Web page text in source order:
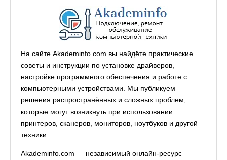
На сайте Akademinfo.com вы найдёте практические
советы и инструкции по установке драйверов,
настройке программного обеспечения и работе с
компьютерными устройствами. Мы публикуем
решения распространённых и сложных проблем,
которые могут возникнуть при использовании
принтеров, сканеров, мониторов, ноутбуков и другой
техники.
Akademinfo.com — независимый онлайн-ресурс